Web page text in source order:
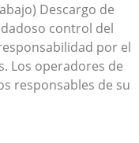
Descargo de
control del
por el
Los operadores de
responsables de su